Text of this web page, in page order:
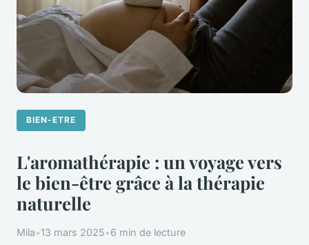
BIEN-ETRE
L'aromathérapie : un voyage vers
le bien-être grâce à la thérapie
naturelle
Mila•13 mars 2025•6 min de lecture